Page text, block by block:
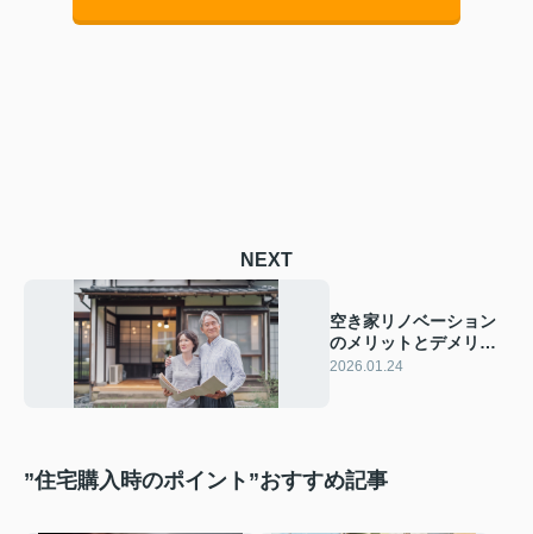
NEXT
空き家リノベーション
のメリットとデメリッ
トは？資産価値の向上
2026.01.24
”住宅購入時のポイント”おすすめ記事